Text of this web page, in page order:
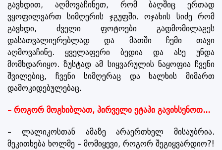
გავხდით, აღმოვაჩინეთ, რომ ბაღშიც ერთად
ვყოფილვართ სიმღერის ჯგუფში. ოჯახის სიძე რომ
გავხდი, ძველი ფოტოები გადმომილაგეს
დასათვალიერებლად და მათში ჩემი თავი
აღმოვაჩინე. ყველაფერი ბედია და ასე უნდა
მომხდარიყო. ზუსტად ამ სიყვარულის ნაყოფია ჩვენი
შვილებიც, ჩვენი სიმღერაც და ხალხის მიმართ
დამოკიდებულებაც.
– როგორ მოგხიბლათ, პირველი ეტაპი გავიხსენოთ...
– ლალიკოსთან ამაზე არაერთხელ მისაუბრია.
მეკითხება ხოლმე – მომიყევი, როგორ შეგიყვარდიო?!